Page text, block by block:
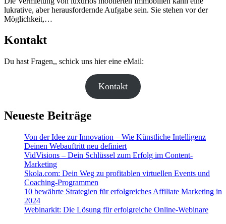
lukrative, aber herausfordernde Aufgabe sein. Sie stehen vor der
Möglichkeit,…
Kontakt
Du hast Fragen,, schick uns hier eine eMail:
Kontakt
Neueste Beiträge
Von der Idee zur Innovation – Wie Künstliche Intelligenz
Deinen Webauftritt neu definiert
VidVisions – Dein Schlüssel zum Erfolg im Content-
Marketing
Skola.com: Dein Weg zu profitablen virtuellen Events und
Coaching-Programmen
10 bewährte Strategien für erfolgreiches Affiliate Marketing in
2024
Webinarkit: Die Lösung für erfolgreiche Online-Webinare